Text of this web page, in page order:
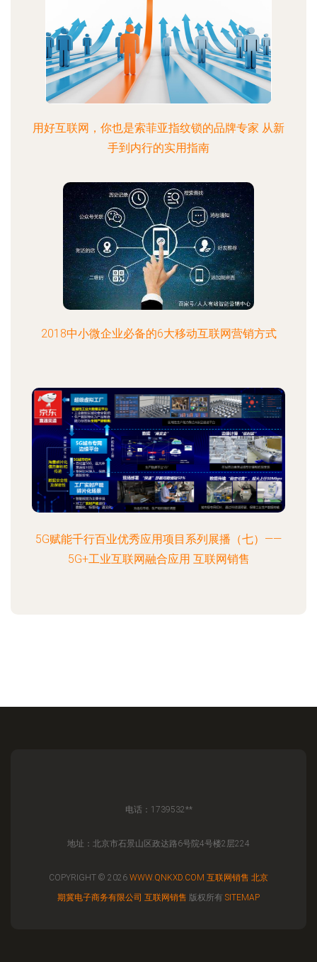
用好互联网，你也是索菲亚指纹锁的品牌专家 从新
手到内行的实用指南
2018中小微企业必备的6大移动互联网营销方式
5G赋能千行百业优秀应用项目系列展播（七）——
5G+工业互联网融合应用 互联网销售
电话：1739532**
地址：北京市石景山区政达路6号院4号楼2层224
COPYRIGHT © 2026 WWW.QNKXD.COM 互联网销售 北京
期冀电子商务有限公司 互联网销售 版权所有 SITEMAP